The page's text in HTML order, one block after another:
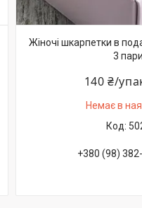
Жіночі шкарпетки в
3 пари
140 ₴/
Немає в
+380 (98)